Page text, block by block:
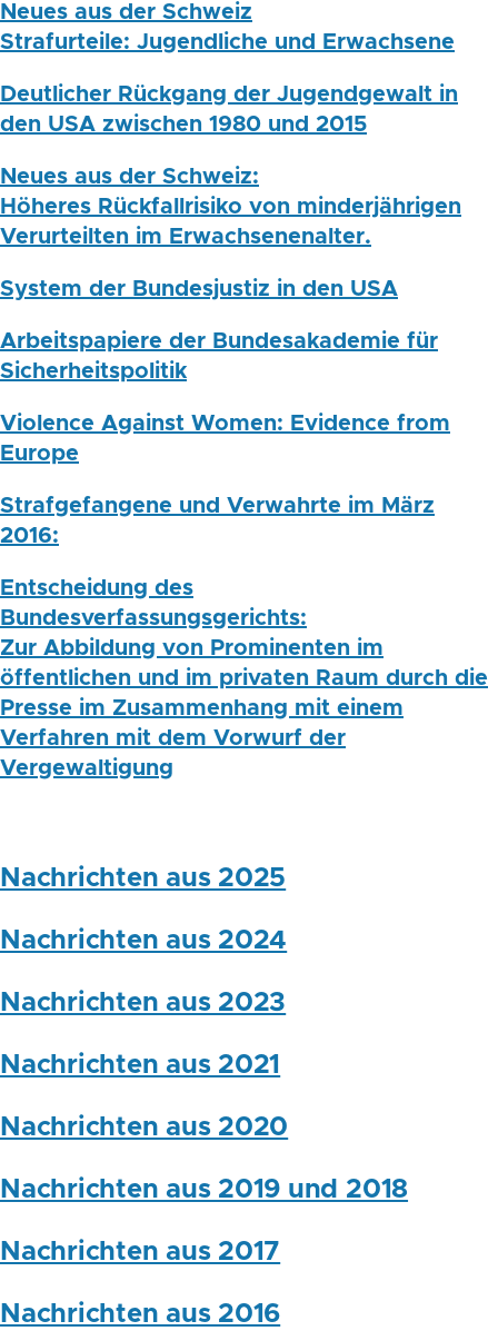
Neues aus der Schweiz
Strafurteile: Jugendliche und Erwachsene
Deutlicher Rückgang der Jugendgewalt in
den USA zwischen 1980 und 2015
Neues aus der Schweiz:
Höheres Rückfallrisiko von minderjährigen
Verurteilten im Erwachsenenalter.
System der Bundesjustiz in den USA
Arbeitspapiere der Bundesakademie für
Sicherheitspolitik
Violence Against Women: Evidence from
Europe
Strafgefangene und Verwahrte im März
2016:
Entscheidung des
Bundesverfassungsgerichts:
Zur Abbildung von Prominenten im
öffentlichen und im privaten Raum durch die
Presse im Zusammenhang mit einem
Verfahren mit dem Vorwurf der
Vergewaltigung
Nachrichten aus 2025
Nachrichten aus 2024
Nachrichten aus 2023
Nachrichten aus 2021
Nachrichten aus 2020
Nachrichten aus 2019 und 2018
Nachrichten aus 2017
Nachrichten aus 2016